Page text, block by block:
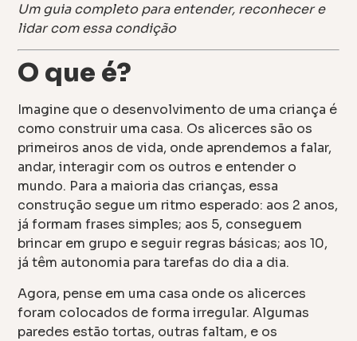
Um guia completo para entender, reconhecer e
lidar com essa condição
O que é?
Imagine que o desenvolvimento de uma criança é
como construir uma casa. Os alicerces são os
primeiros anos de vida, onde aprendemos a falar,
andar, interagir com os outros e entender o
mundo. Para a maioria das crianças, essa
construção segue um ritmo esperado: aos 2 anos,
já formam frases simples; aos 5, conseguem
brincar em grupo e seguir regras básicas; aos 10,
já têm autonomia para tarefas do dia a dia.
Agora, pense em uma casa onde os alicerces
foram colocados de forma irregular. Algumas
paredes estão tortas, outras faltam, e os